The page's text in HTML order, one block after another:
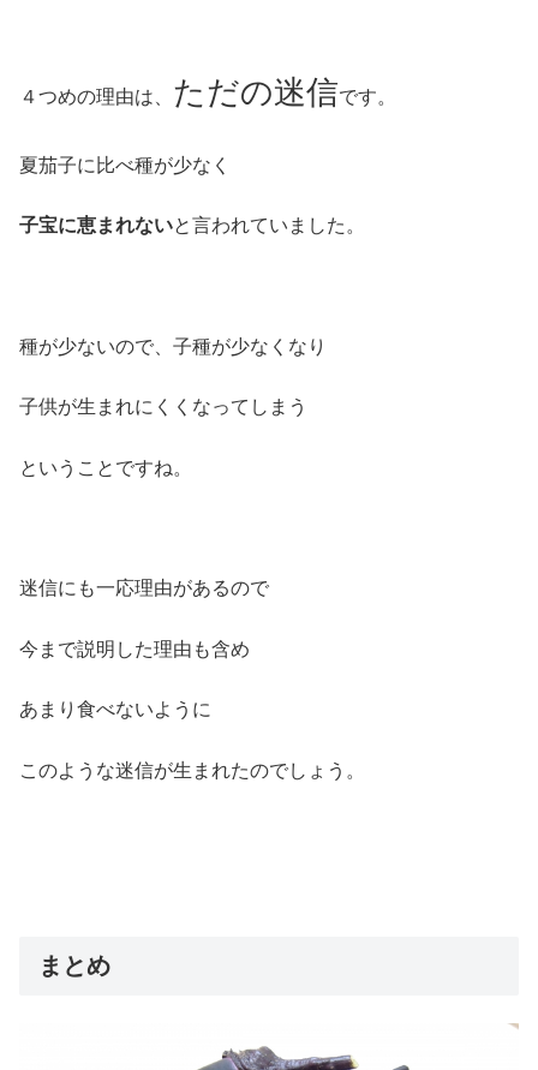
４つめの理由は、 ただの迷信です。
夏茄子に比べ種が少なく
子宝に恵まれないと言われていました。
種が少ないので、子種が少なくなり
子供が生まれにくくなってしまう
ということですね。
迷信にも一応理由があるので
今まで説明した理由も含め
あまり食べないように
このような迷信が生まれたのでしょう。
まとめ